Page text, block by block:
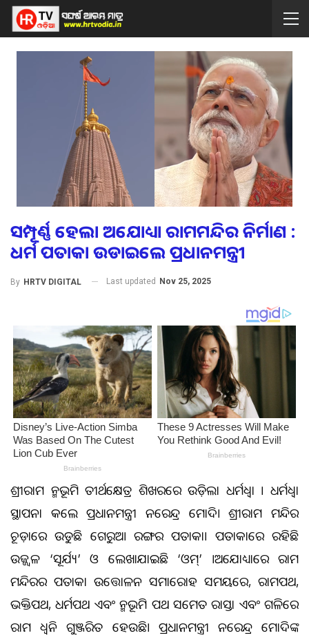
ସମ୍ପୂର୍ଣ୍ଣ ହେଲା ଅଯୋଧ୍ୟା ରାମମନ୍ଦିର ନିର୍ମାଣ :
ଧର୍ମ ପତାକା ଉଡାଇଲେ ପ୍ରଧାନମନ୍ତ୍ରୀ
By HRTV DIGITAL Last updated Nov 25, 2025
ଶ୍ରୀରାମ ଜନ୍ମଭୂମି ତୀର୍ଥକ୍ଷେତ୍ର ଶିଖରରେ ଉଡ଼ିଲା ଧର୍ମଧ୍ବଜା । ଧର୍ମଧ୍ବଜା
ସ୍ଥାପନା କଲେ ପ୍ରଧାନମନ୍ତ୍ରୀ ନରେନ୍ଦ୍ର ମୋଦି। ଶ୍ରୀରାମ ମନ୍ଦିର
ଚୂଡ଼ାରେ ଉଡୁଛି ଗେରୁଆ ରଙ୍ଗର ପତାକା। ପତାକାରେ ରହିଛି
ଉଜ୍ଜ୍ୱଳ ‘ସୂର୍ଯ୍ୟ’ ଓ ଲେଖାଯାଇଛି ‘ଓମ୍‌’ ।ଅଯୋଧ୍ୟାରେ ରାମ
ମନ୍ଦିରର ପତାକା ଉତ୍ତୋଳନ ସମାରୋହ ସମୟରେ, ରାମପଥ,
ଭକ୍ତିପଥ, ଧର୍ମପଥ ଏବଂ ଜନ୍ମଭୂମି ପଥ ସମେତ ରାସ୍ତା ଏବଂ ଗଳିରେ
ରାମ ଧ୍ୱନି ଗୁଞ୍ଜରିତ ହେଉଛି। ପ୍ରଧାନମନ୍ତ୍ରୀ ନରେନ୍ଦ୍ର ମୋଦିଙ୍କ